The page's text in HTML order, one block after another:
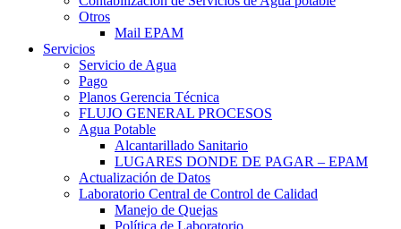
Otros
Mail EPAM
Servicios
Servicio de Agua
Pago
Planos Gerencia Técnica
FLUJO GENERAL PROCESOS
Agua Potable
Alcantarillado Sanitario
LUGARES DONDE DE PAGAR – EPAM
Actualización de Datos
Laboratorio Central de Control de Calidad
Manejo de Quejas